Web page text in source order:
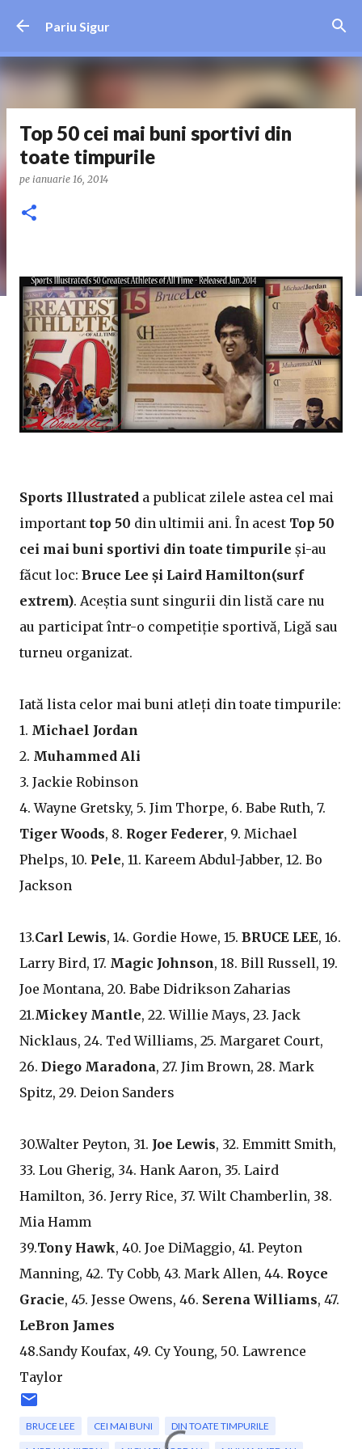
Treceți la conținutul principal
Pariu Sigur
Top 50 cei mai buni sportivi din
toate timpurile
pe ianuarie 16, 2014
Sports Illustrated a publicat zilele astea cel mai
important top 50 din ultimii ani. În acest Top 50
cei mai buni sportivi din toate timpurile și-au
făcut loc: Bruce Lee și Laird Hamilton(surf
extrem). Aceștia sunt singurii din listă care nu
au participat într-o competiție sportivă, Ligă sau
turneu organizat.
Iată lista celor mai buni atleți din toate timpurile:
1. Michael Jordan
2. Muhammed Ali
3. Jackie Robinson
4. Wayne Gretsky, 5. Jim Thorpe, 6. Babe Ruth, 7.
Tiger Woods, 8. Roger Federer, 9. Michael
Phelps, 10. Pele, 11. Kareem Abdul-Jabber, 12. Bo
Jackson
13.Carl Lewis, 14. Gordie Howe, 15. BRUCE LEE, 16.
Larry Bird, 17. Magic Johnson, 18. Bill Russell, 19.
Joe Montana, 20. Babe Didrikson Zaharias
21.Mickey Mantle, 22. Willie Mays, 23. Jack
Nicklaus, 24. Ted Williams, 25. Margaret Court,
26. Diego Maradona, 27. Jim Brown, 28. Mark
Spitz, 29. Deion Sanders
30.Walter Peyton, 31. Joe Lewis, 32. Emmitt Smith,
33. Lou Gherig, 34. Hank Aaron, 35. Laird
Hamilton, 36. Jerry Rice, 37. Wilt Chamberlin, 38.
Mia Hamm
39.Tony Hawk, 40. Joe DiMaggio, 41. Peyton
Manning, 42. Ty Cobb, 43. Mark Allen, 44. Royce
Gracie, 45. Jesse Owens, 46. Serena Williams, 47.
LeBron James
48.Sandy Koufax, 49. Cy Young, 50. Lawrence
Taylor
BRUCE LEE CEI MAI BUNI DIN TOATE TIMPURILE